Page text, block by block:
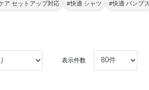
ア セットアップ対応 #快適 シャツ #快適 パンプス
表示件数